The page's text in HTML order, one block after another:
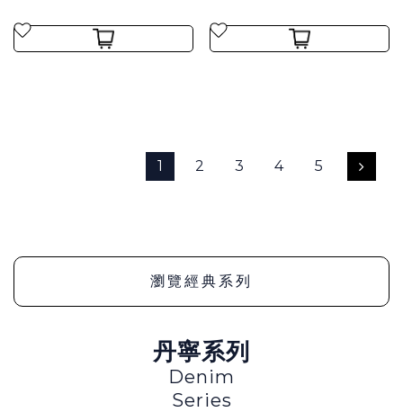
1 2 3 4 5
瀏覽經典系列
丹寧系列
Denim
Series